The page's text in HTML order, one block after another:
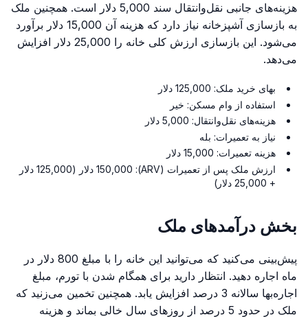
هزینه‌های جانبی نقل‌وانتقال سند 5,000 دلار است. همچنین ملک
به بازسازی آشپزخانه نیاز دارد که هزینه آن 15,000 دلار برآورد
می‌شود. این بازسازی ارزش کلی خانه را 25,000 دلار افزایش
می‌دهد.
بهای خرید ملک: 125,000 دلار
استفاده از وام مسکن: خیر
هزینه‌های نقل‌وانتقال: 5,000 دلار
نیاز به تعمیرات: بله
هزینه تعمیرات: 15,000 دلار
ارزش ملک پس از تعمیرات (ARV): 150,000 دلار (125,000 دلار
+ 25,000 دلار)
بخش درآمدهای ملک
پیش‌بینی می‌کنید که می‌توانید این خانه را با مبلغ 800 دلار در
ماه اجاره دهید. انتظار دارید برای همگام شدن با تورم، مبلغ
اجاره‌بها سالانه 3 درصد افزایش یابد. همچنین تخمین می‌زنید که
ملک در حدود 5 درصد از روزهای سال خالی بماند و هزینه